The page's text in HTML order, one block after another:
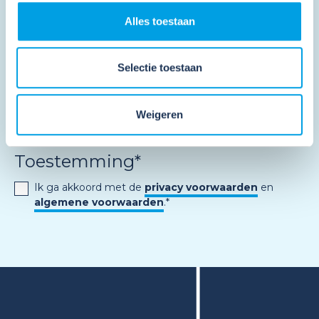
Alles toestaan
Selectie toestaan
Weigeren
Schrijf je in en ontvang de
nieuwsbrief
Toestemming*
Ik ga akkoord met de privacy voorwaarden en
algemene voorwaarden.*